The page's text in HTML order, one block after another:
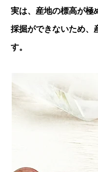
実は、産地の標高が極
採掘ができないため、
す。